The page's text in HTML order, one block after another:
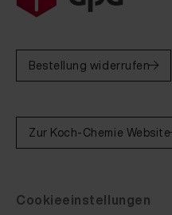
Bestellung widerrufen
Zur Koch-Chemie Website
Cookieeinstellungen